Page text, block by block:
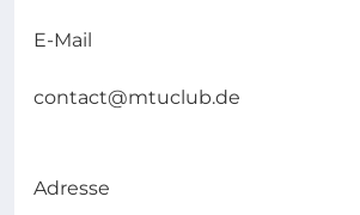
E-Mail
contact@mtuclub.de
Adresse